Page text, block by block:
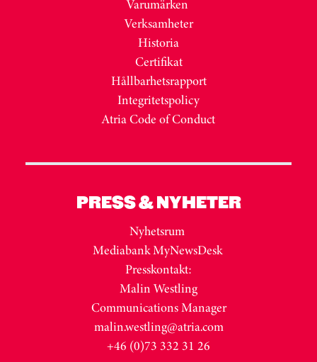
Varumärken
Verksamheter
Historia
Certifikat
Hållbarhetsrapport
Integritetspolicy
Atria Code of Conduct
PRESS & NYHETER
Nyhetsrum
Mediabank MyNewsDesk
Presskontakt:
Malin Westling
Communications Manager
malin.westling@atria.com
+46 (0)73 332 31 26